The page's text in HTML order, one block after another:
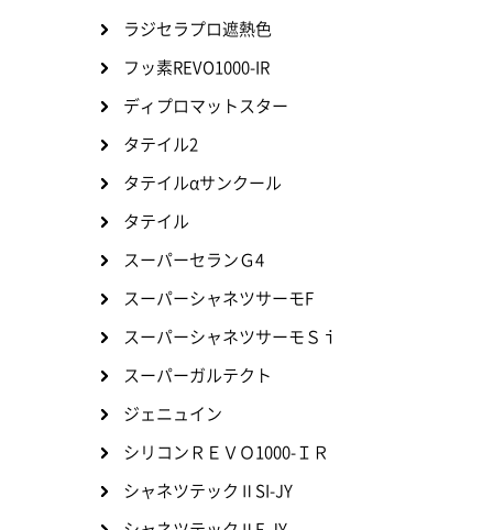
ラジセラプロ遮熱色
フッ素REVO1000-IR
ディプロマットスター
タテイル2
タテイルαサンクール
タテイル
スーパーセランＧ4
スーパーシャネツサーモF
スーパーシャネツサーモＳｉ
スーパーガルテクト
ジェニュイン
シリコンＲＥＶＯ1000-ＩＲ
シャネツテックⅡSI-JY